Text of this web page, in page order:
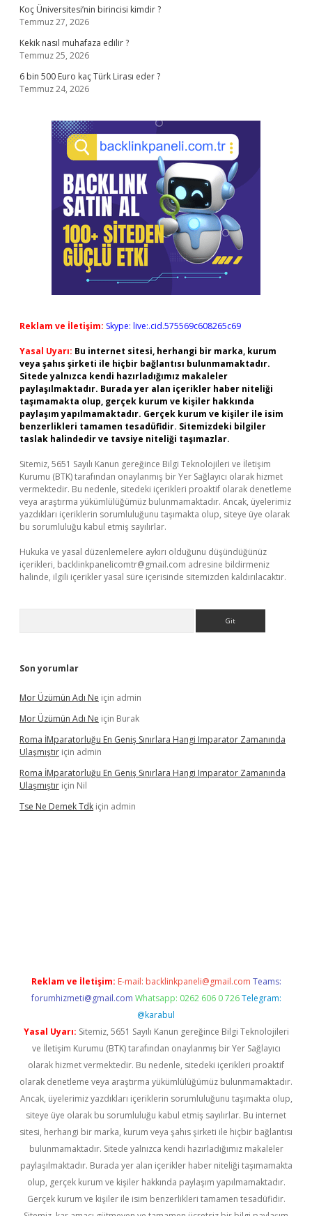
Koç Üniversitesi’nin birincisi kimdir ?
Temmuz 27, 2026
Kekik nasıl muhafaza edilir ?
Temmuz 25, 2026
6 bin 500 Euro kaç Türk Lirası eder ?
Temmuz 24, 2026
Reklam ve İletişim: Skype: live:.cid.575569c608265c69
Yasal Uyarı: Bu internet sitesi, herhangi bir marka, kurum
veya şahıs şirketi ile hiçbir bağlantısı bulunmamaktadır.
Sitede yalnızca kendi hazırladığımız makaleler
paylaşılmaktadır. Burada yer alan içerikler haber niteliği
taşımamakta olup, gerçek kurum ve kişiler hakkında
paylaşım yapılmamaktadır. Gerçek kurum ve kişiler ile isim
benzerlikleri tamamen tesadüfidir. Sitemizdeki bilgiler
taslak halindedir ve tavsiye niteliği taşımazlar.
Sitemiz, 5651 Sayılı Kanun gereğince Bilgi Teknolojileri ve İletişim
Kurumu (BTK) tarafından onaylanmış bir Yer Sağlayıcı olarak hizmet
vermektedir. Bu nedenle, sitedeki içerikleri proaktif olarak denetleme
veya araştırma yükümlülüğümüz bulunmamaktadır. Ancak, üyelerimiz
yazdıkları içeriklerin sorumluluğunu taşımakta olup, siteye üye olarak
bu sorumluluğu kabul etmiş sayılırlar.
Hukuka ve yasal düzenlemelere aykırı olduğunu düşündüğünüz
içerikleri, backlinkpanelicomtr@gmail.com adresine bildirmeniz
halinde, ilgili içerikler yasal süre içerisinde sitemizden kaldırılacaktır.
Son yorumlar
Mor Üzümün Adı Ne için admin
Mor Üzümün Adı Ne için Burak
Roma İMparatorluğu En Geniş Sınırlara Hangi Imparator Zamanında
Ulaşmıştır için admin
Roma İMparatorluğu En Geniş Sınırlara Hangi Imparator Zamanında
Ulaşmıştır için Nil
Tse Ne Demek Tdk için admin
Reklam ve İletişim: E-mail: backlinkpaneli@gmail.com Teams:
forumhizmeti@gmail.com Whatsapp: 0262 606 0 726 Telegram:
@karabul
Yasal Uyarı: Sitemiz, 5651 Sayılı Kanun gereğince Bilgi Teknolojileri
ve İletişim Kurumu (BTK) tarafından onaylanmış bir Yer Sağlayıcı
olarak hizmet vermektedir. Bu nedenle, sitedeki içerikleri proaktif
olarak denetleme veya araştırma yükümlülüğümüz bulunmamaktadır.
Ancak, üyelerimiz yazdıkları içeriklerin sorumluluğunu taşımakta olup,
siteye üye olarak bu sorumluluğu kabul etmiş sayılırlar. Bu internet
sitesi, herhangi bir marka, kurum veya şahıs şirketi ile hiçbir bağlantısı
bulunmamaktadır. Sitede yalnızca kendi hazırladığımız makaleler
paylaşılmaktadır. Burada yer alan içerikler haber niteliği taşımamakta
olup, gerçek kurum ve kişiler hakkında paylaşım yapılmamaktadır.
Gerçek kurum ve kişiler ile isim benzerlikleri tamamen tesadüfidir.